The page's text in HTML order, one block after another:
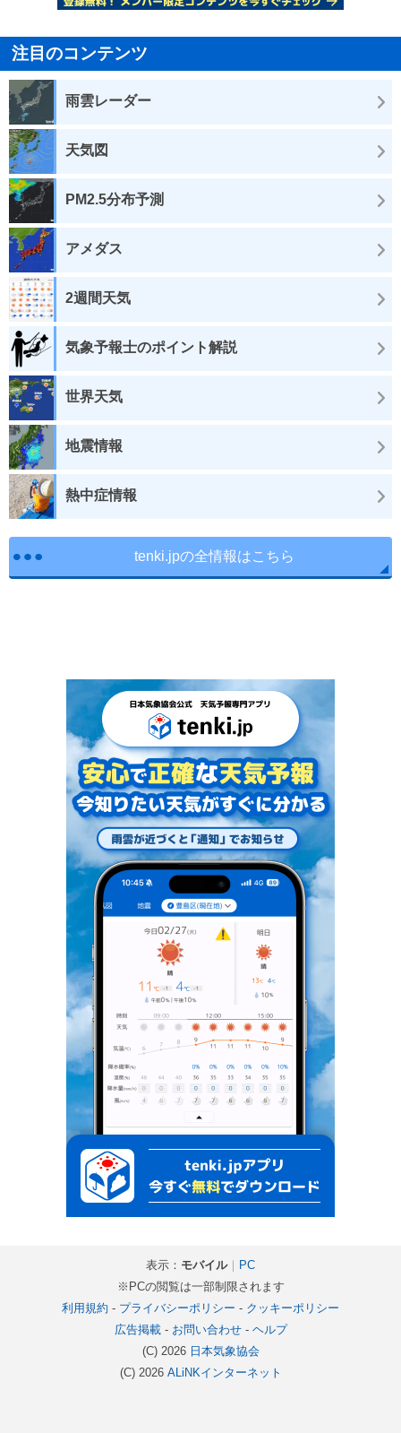
注目のコンテンツ
雨雲レーダー
天気図
PM2.5分布予測
アメダス
2週間天気
気象予報士のポイント解説
世界天気
地震情報
熱中症情報
tenki.jpの全情報はこちら
表示： モバイル｜ PC
※PCの閲覧は一部制限されます
利用規約 - プライバシーポリシー - クッキーポリシー
広告掲載- お問い合わせ- ヘルプ
(C) 2026 日本気象協会
(C) 2026 ALiNKインターネット